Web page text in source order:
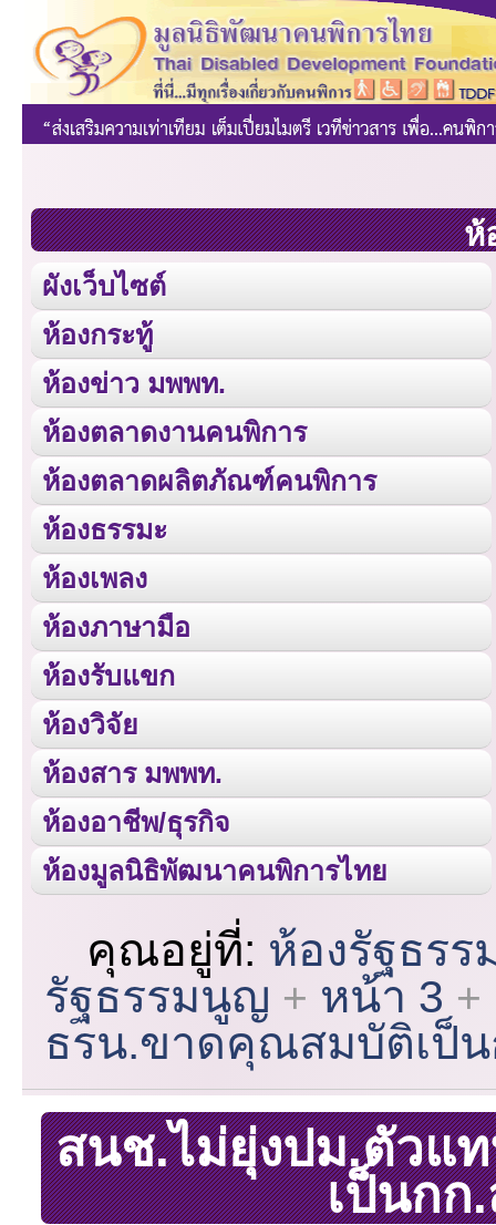
ห้
ผังเว็บไซต์
ห้องกระทู้
ห้องข่าว มพพท.
ห้องตลาดงานคนพิการ
ห้องตลาดผลิตภัณฑ์คนพิการ
ห้องธรรมะ
ห้องเพลง
ห้องภาษามือ
ห้องรับแขก
ห้องวิจัย
ห้องสาร มพพท.
ห้องอาชีพ/ธุรกิจ
ห้องมูลนิธิพัฒนาคนพิการไทย
คุณอยู่ที่: ห้องรัฐธร
รัฐธรรมนูญ
หน้า 3
ธรน.ขาดคุณสมบัติเป็
สนช.ไม่ยุ่งปม.ตัวแ
เป็นกก